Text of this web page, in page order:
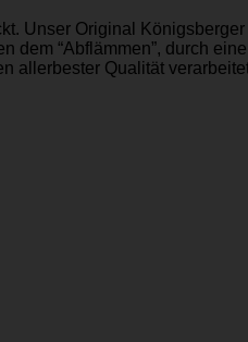
Unser Original
“Abflämmen”, durch
allerbester Qualität